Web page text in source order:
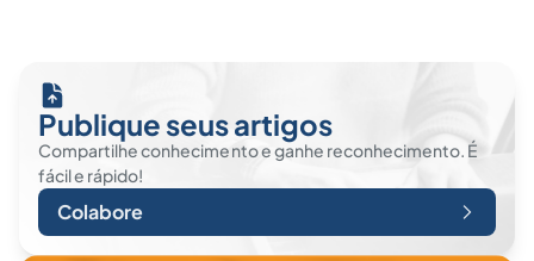
Publique seus artigos
Compartilhe conhecimento e ganhe reconhecimento. É
fácil e rápido!
Colabore